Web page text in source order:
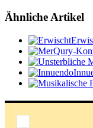
Ähnliche Artikel